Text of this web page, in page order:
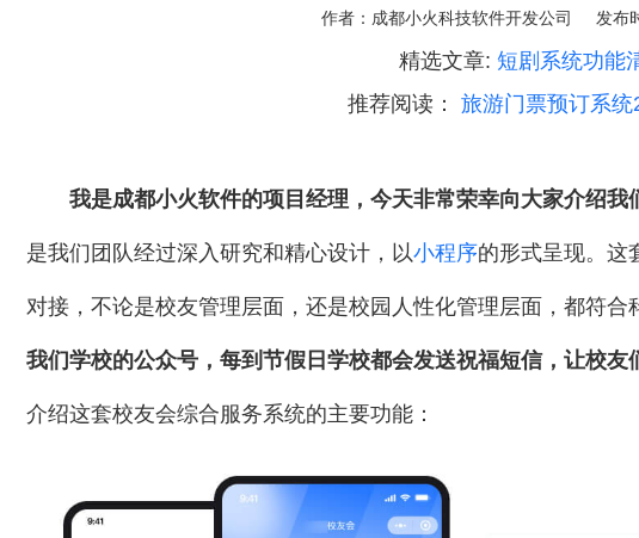
作者： 成都小火科技软件开发公司 发布
精选文章: 短剧系统功能
推荐阅读： 旅游门票预订系
我是成都小火软件的项目经理，今天非常荣幸向大家介绍我
是我们团队经过深入研究和精心设计，以小程序的形式呈现。这
对接，不论是校友管理层面，还是校园人性化管理层面，都符合
我们学校的公众号，每到节假日学校都会发送祝福短信，让校
介绍这套校友会综合服务系统的主要功能：